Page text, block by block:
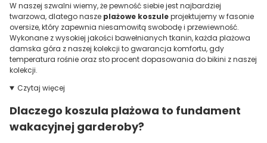
W naszej szwalni wiemy, że pewność siebie jest najbardziej
twarzowa, dlatego nasze plażowe koszuleprojektujemy w fasonie
oversize, który zapewnia niesamowitą swobodę i przewiewność.
Wykonane z wysokiej jakości bawełnianych tkanin, każda plażowa
damska góra z naszej kolekcji to gwarancja komfortu, gdy
temperatura rośnie oraz sto procent dopasowania do bikini z naszej
kolekcji.
Czytaj więcej
Dlaczego koszula plażowa to fundament
wakacyjnej garderoby?